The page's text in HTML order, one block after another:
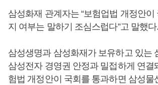
삼성화재 관계자는 “보험업법 개정안이
지 여부는 말하기 조심스럽다”고 말했다.
삼성생명과 삼성화재가 보유하고 있는
삼성전자 경영권 안정과 밀접하게 연결
험법 개정안이 국회를 통과하면 삼성물